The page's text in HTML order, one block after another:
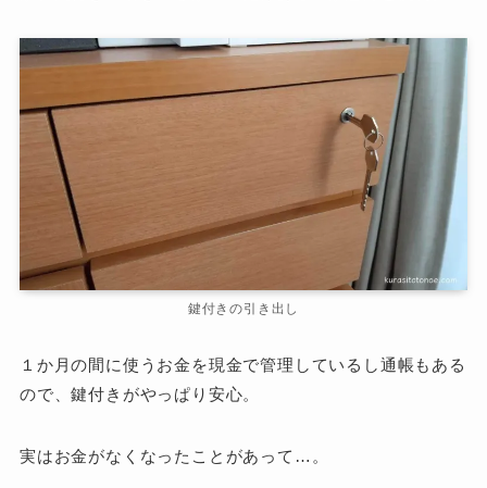
鍵付きの引き出し
１か月の間に使うお金を現金で管理しているし通帳もある
ので、鍵付きがやっぱり安心。
実はお金がなくなったことがあって…。